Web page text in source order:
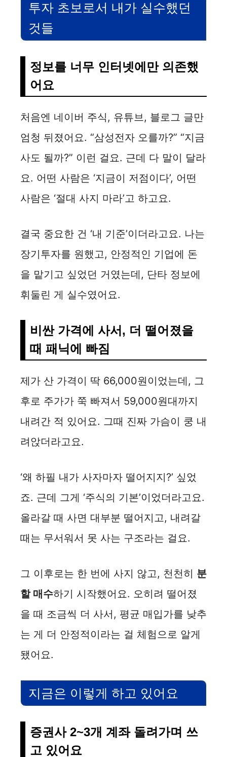
투자 초보로서 내가 실수했던
것들
정보를 너무 인터넷에만 의존했
어요
처음엔 네이버 주식, 유튜브, 블로그 글만
엄청 뒤졌어요. “삼성전자 오를까?” “지금
사도 될까?” 이런 걸요. 근데 다 말이 달라
요. 어떤 사람은 ‘지금이 저점이다’, 어떤
사람은 ‘절대 사지 마라’고 하고요.
결국 중요한 건 ‘내 기준’이더라고요. 나는
장기투자를 원했고, 안정적인 기업에 돈
을 맡기고 싶었던 거였는데, 단타 정보에
휘둘린 게 실수였어요.
비싼 가격에 사서, 더 떨어졌을
때 패닉에 빠짐
제가 산 가격이 딱 66,000원이었는데, 그
후로 주가가 쭉 빠져서 59,000원대까지
내려간 적 있어요. 그때 진짜 가슴이 쿵 내
려앉더라고요.
‘왜 하필 내가 사자마자 떨어지지?’ 싶었
죠. 근데 그게 ‘주식의 기본’이었더라고요.
올라갈 때 사면 대부분 떨어지고, 내려갈
때는 무서워서 못 사는 구조라는 걸요.
그 이후로는 한 번에 사지 않고, 천천히 분
할 매수하기 시작했어요. 오히려 떨어졌
을 때 조금씩 더 사서, 평균 매입가를 낮추
는 게 더 안정적이라는 걸 체험으로 알게
됐어요.
지금은 이렇게 하고 있어요
증권사 2~3개 계좌 돌려가며 쓰
고 있어요